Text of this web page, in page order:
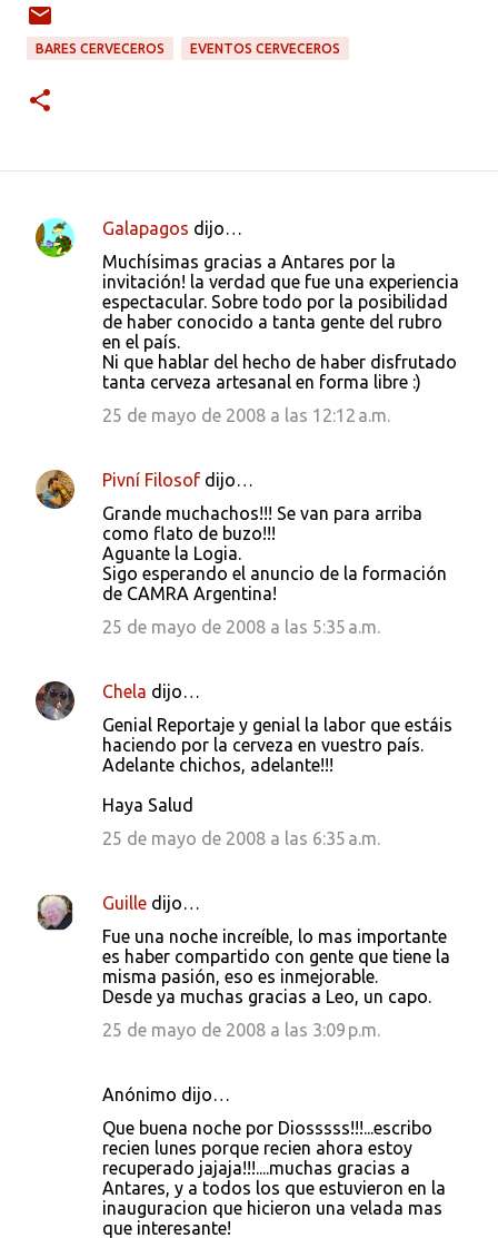
BARES CERVECEROS EVENTOS CERVECEROS
C
i
Galapagos dijo…
Muchísimas gracias a Antares por la
invitación! la verdad que fue una experiencia
espectacular. Sobre todo por la posibilidad
de haber conocido a tanta gente del rubro
en el país.
Ni que hablar del hecho de haber disfrutado
tanta cerveza artesanal en forma libre :)
25 de mayo de 2008 a las 12:12 a.m.
Pivní Filosof dijo…
Grande muchachos!!! Se van para arriba
como flato de buzo!!!
Aguante la Logia.
Sigo esperando el anuncio de la formación
de CAMRA Argentina!
25 de mayo de 2008 a las 5:35 a.m.
Chela dijo…
Genial Reportaje y genial la labor que estáis
haciendo por la cerveza en vuestro país.
Adelante chichos, adelante!!!
Haya Salud
25 de mayo de 2008 a las 6:35 a.m.
Guille dijo…
Fue una noche increíble, lo mas importante
es haber compartido con gente que tiene la
misma pasión, eso es inmejorable.
Desde ya muchas gracias a Leo, un capo.
25 de mayo de 2008 a las 3:09 p.m.
Anónimo dijo…
Que buena noche por Diosssss!!!...escribo
recien lunes porque recien ahora estoy
recuperado jajaja!!!....muchas gracias a
Antares, y a todos los que estuvieron en la
inauguracion que hicieron una velada mas
que interesante!